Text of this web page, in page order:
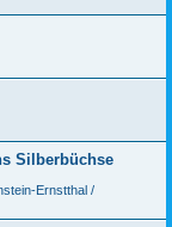
Silberbüchse
Ernstthal /